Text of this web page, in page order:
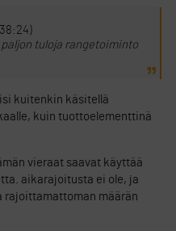
tuloja rangetoiminto
kuitenkin käsitellä
kuin tuottoelementtinä
vieraat saavat käyttää
aikarajoitusta ei ole, ja
rajoittamattoman määrän